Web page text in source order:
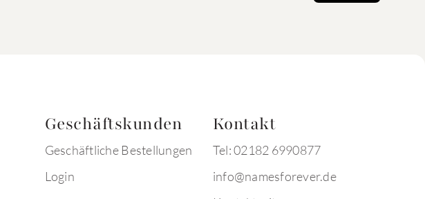
Geschäftskunden
Geschäftliche Bestellungen
Login
Kontakt
Tel: 02182 6990877
info@namesforever.de